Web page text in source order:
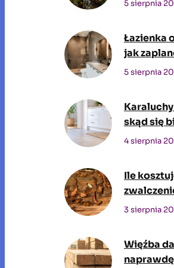
5 sierpnia
Łazienka
jak
5 sierpnia
skąd się
się ich
4 sierpnia
Ile
3 sierpnia
Więźba